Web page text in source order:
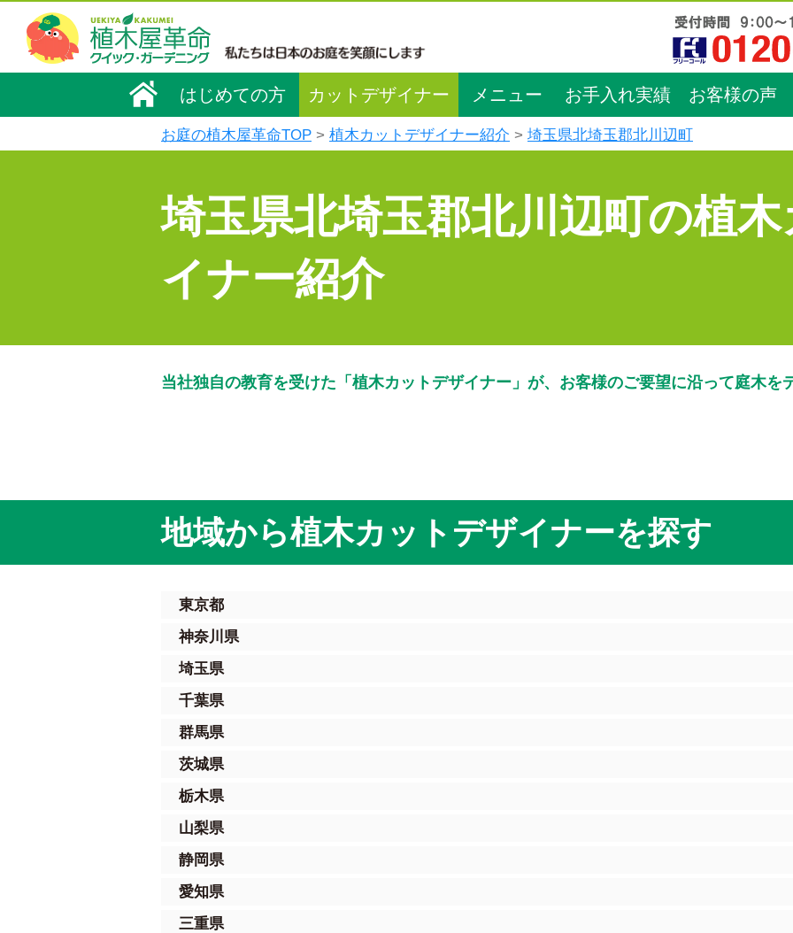
はじめての方 カットデザイナー メニュー お手入れ実績 お客様の声
お庭の植木屋革命TOP 植木カットデザイナー紹介 埼玉県北埼玉郡北川辺町
埼玉県北埼玉郡北川辺町の植
イナー紹介
当社独自の教育を受けた「植木カットデザイナー」が、お客様のご要望に沿って庭木を
地域から植木カットデザイナーを探す
東京都
神奈川県
埼玉県
千葉県
群馬県
茨城県
栃木県
山梨県
静岡県
愛知県
三重県